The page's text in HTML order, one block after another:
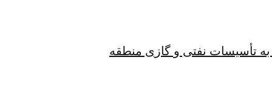
تأسیسات نفتی و گازی منطقه